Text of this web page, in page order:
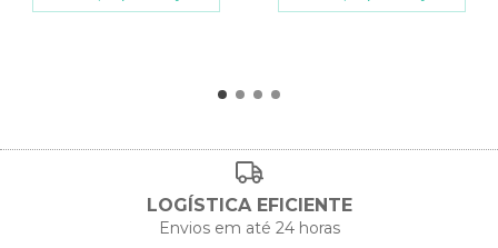
LOGÍSTICA EFICIENTE
Envios em até 24 horas